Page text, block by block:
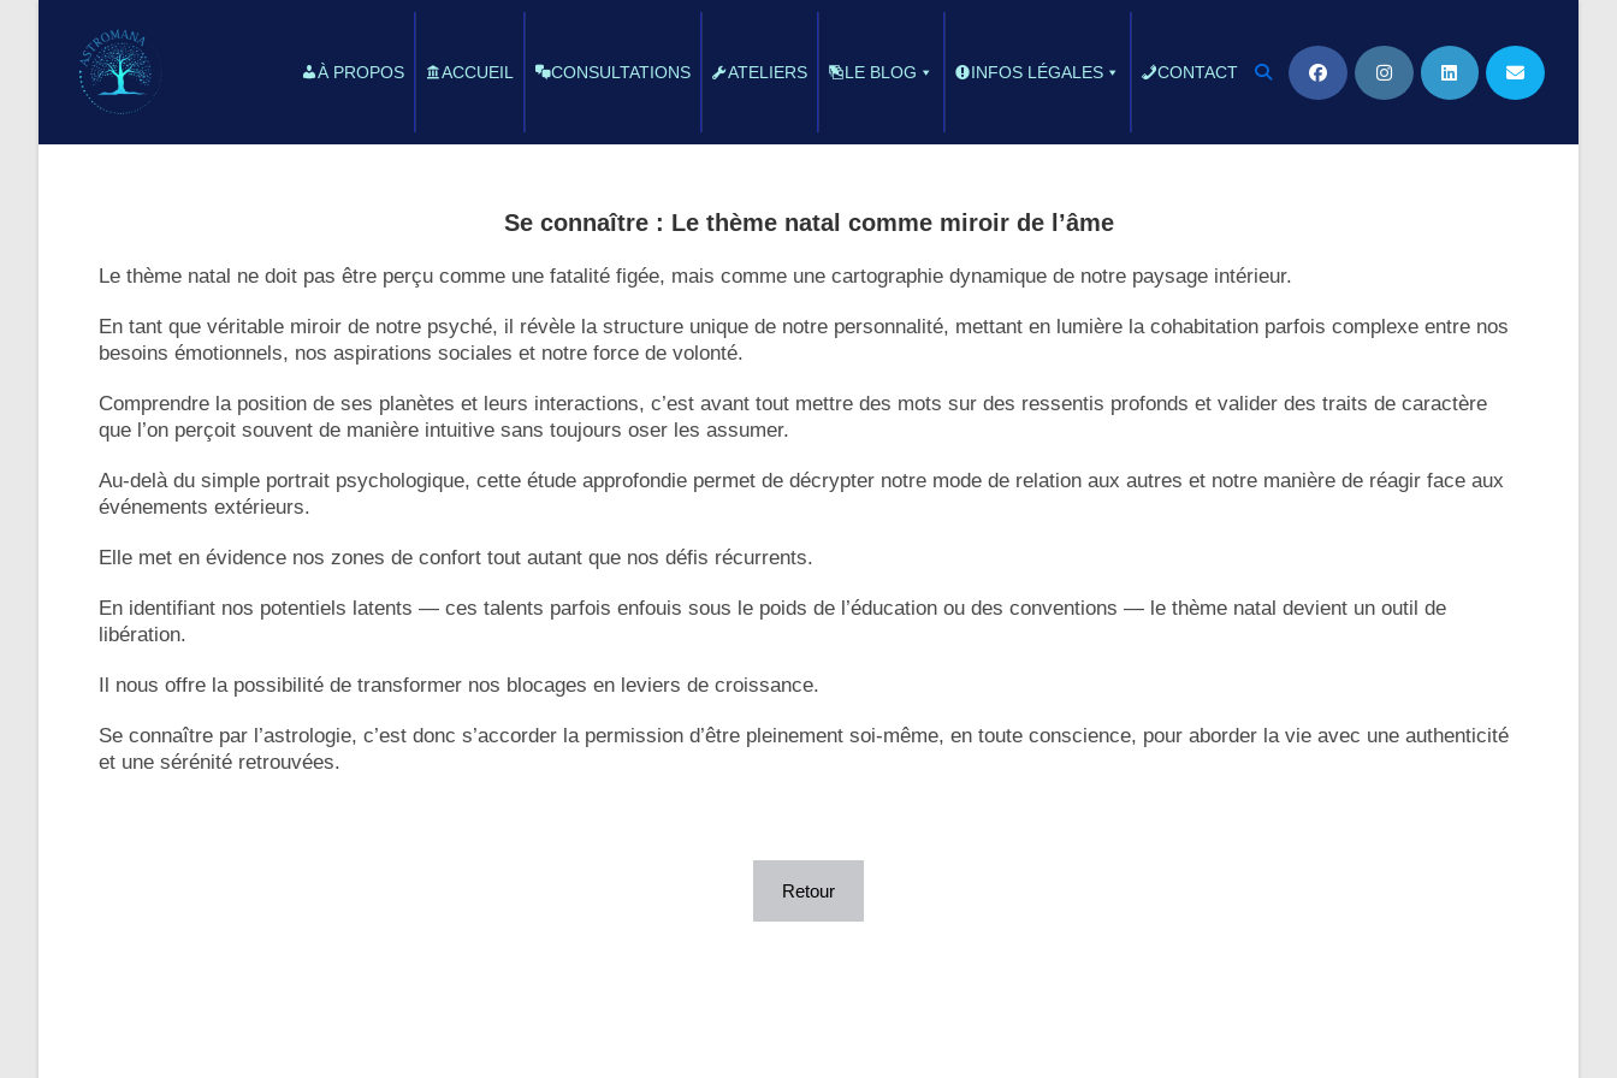
À PROPOS ACCUEIL CONSULTATIONS ATELIERS LE BLOG INFOS LÉGALES CONTACT
Se connaître : Le thème natal comme miroir de l’âme
Le thème natal ne doit pas être perçu comme une fatalité figée, mais comme une cartographie dynamique de notre paysage intérieur.
En tant que véritable miroir de notre psyché, il révèle la structure unique de notre personnalité, mettant en lumière la cohabitation parfois complexe entre nos
besoins émotionnels, nos aspirations sociales et notre force de volonté.
Comprendre la position de ses planètes et leurs interactions, c’est avant tout mettre des mots sur des ressentis profonds et valider des traits de caractère
que l’on perçoit souvent de manière intuitive sans toujours oser les assumer.
Au-delà du simple portrait psychologique, cette étude approfondie permet de décrypter notre mode de relation aux autres et notre manière de réagir face aux
événements extérieurs.
Elle met en évidence nos zones de confort tout autant que nos défis récurrents.
En identifiant nos potentiels latents — ces talents parfois enfouis sous le poids de l’éducation ou des conventions — le thème natal devient un outil de
libération.
Il nous offre la possibilité de transformer nos blocages en leviers de croissance.
Se connaître par l’astrologie, c’est donc s’accorder la permission d’être pleinement soi-même, en toute conscience, pour aborder la vie avec une authenticité
et une sérénité retrouvées.
Retour